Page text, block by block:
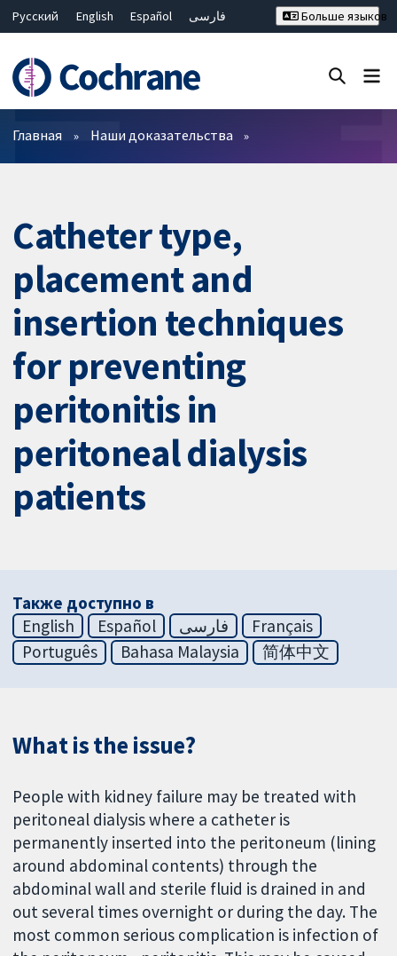
Русский English Español
فارسی
Bahasa Malaysia
ไทย
繁體中文
简体中文
Больше языков
Фильтры
Главная Наши доказательства
Catheter type,
placement and
insertion techniques
for preventing
peritonitis in
peritoneal dialysis
patients
Также доступно в
English
Español فارسی
Français
Português
Bahasa Malaysia 简体中文
What is the issue?
People with kidney failure may be treated with
peritoneal dialysis where a catheter is
permanently inserted into the peritoneum (lining
around abdominal contents) through the
abdominal wall and sterile fluid is drained in and
out several times overnight or during the day. The
most common serious complication is infection of